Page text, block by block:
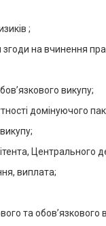
;
на вчинення
викупу;
домінуючого
Центрального
виплата;
та обов’язкового